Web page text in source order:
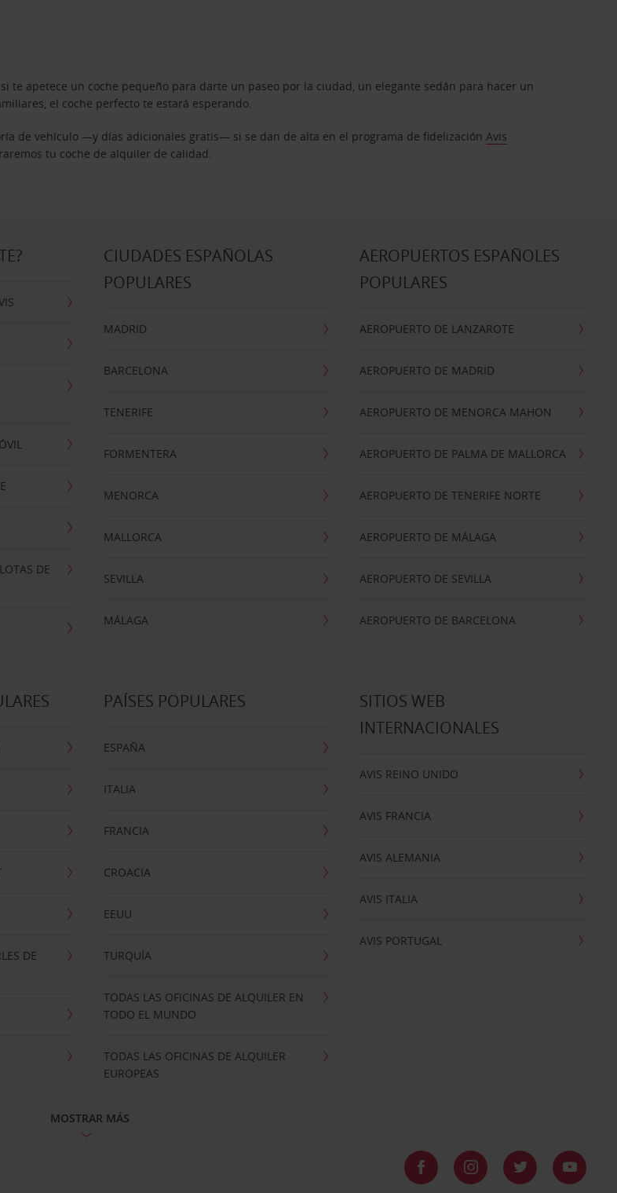
te apetece un coche pequeño para darte un paseo por la ciudad, un elegante sedán para hacer un
el coche perfecto te estará esperando.
de vehículo —y días adicionales gratis— si se dan de alta en el programa de fidelizaciónAvis
tu coche de alquiler de calidad.
DE
CIUDADES ESPAÑOLAS
POPULARES
MADRID
BARCELONA
TENERIFE
FORMENTERA
MENORCA
MALLORCA
SEVILLA
MÁLAGA
AEROPUERTOS ESPAÑOLES
POPULARES
AEROPUERTO DE LANZAROTE
AEROPUERTO DE MADRID
AEROPUERTO DE MENORCA MAHON
AEROPUERTO DE PALMA DE MALLORCA
AEROPUERTO DE TENERIFE NORTE
AEROPUERTO DE MÁLAGA
AEROPUERTO DE SEVILLA
AEROPUERTO DE BARCELONA
DE
PAÍSES POPULARES
ESPAÑA
ITALIA
FRANCIA
CROACIA
EEUU
TURQUÍA
TODAS LAS OFICINAS DE ALQUILER EN
TODO EL MUNDO
TODAS LAS OFICINAS DE ALQUILER
EUROPEAS
SITIOS WEB
INTERNACIONALES
AVIS REINO UNIDO
AVIS FRANCIA
AVIS ALEMANIA
AVIS ITALIA
AVIS PORTUGAL
MOSTRAR MÁS